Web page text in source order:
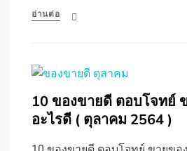
อ่านต่อ
10 ของขายดี ตอบโจทย์
อะไรดี ( ตุลาคม 2564 )